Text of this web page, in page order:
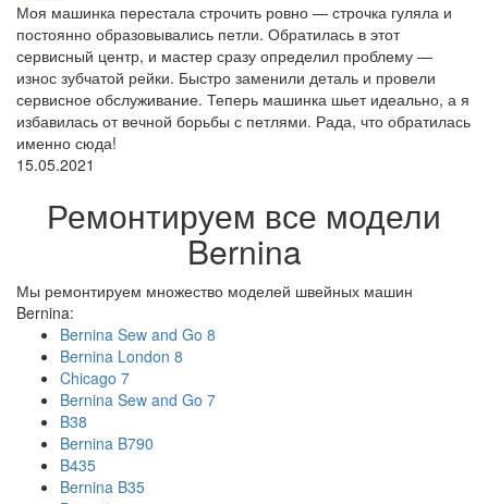
Моя машинка перестала строчить ровно — строчка гуляла и
постоянно образовывались петли. Обратилась в этот
сервисный центр, и мастер сразу определил проблему —
износ зубчатой рейки. Быстро заменили деталь и провели
сервисное обслуживание. Теперь машинка шьет идеально, а я
избавилась от вечной борьбы с петлями. Рада, что обратилась
именно сюда!
15.05.2021
Ремонтируем все модели
Bernina
Мы ремонтируем множество моделей швейных машин
Bernina:
Bernina Sew and Go 8
Bernina London 8
Chicago 7
Bernina Sew and Go 7
B38
Bernina B790
B435
Bernina B35